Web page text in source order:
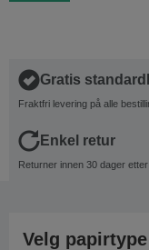
Gratis
Fraktfri levering på alle
Enkel retur
Returner innen 30 dager etter
Velg papirtype